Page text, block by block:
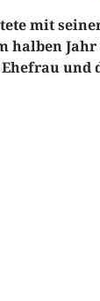
mit
halben
und